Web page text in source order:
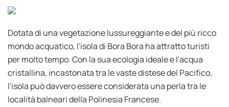
Dotata di una vegetazione lussureggiante e del più ricco
mondo acquatico, l'isola di Bora Bora ha attratto turisti
per molto tempo. Con la sua ecologia ideale e l'acqua
cristallina, incastonata tra le vaste distese del Pacifico,
l'isola può davvero essere considerata una perla tra le
località balneari della Polinesia Francese.